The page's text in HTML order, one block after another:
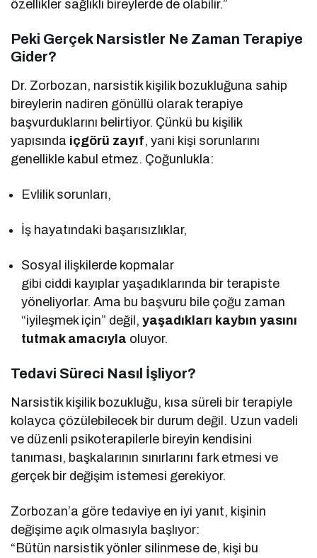
özellikler sağlıklı bireylerde de olabilir.”
Peki Gerçek Narsistler Ne Zaman Terapiye
Gider?
Dr. Zorbozan, narsistik kişilik bozukluğuna sahip
bireylerin nadiren gönüllü olarak terapiye
başvurduklarını belirtiyor. Çünkü bu kişilik
yapısında içgörü zayıf, yani kişi sorunlarını
genellikle kabul etmez. Çoğunlukla:
Evlilik sorunları,
İş hayatındaki başarısızlıklar,
Sosyal ilişkilerde kopmalar
gibi ciddi kayıplar yaşadıklarında bir terapiste
yöneliyorlar. Ama bu başvuru bile çoğu zaman
“iyileşmek için” değil,yaşadıkları kaybın yasını
tutmak amacıyla oluyor.
Tedavi Süreci Nasıl İşliyor?
Narsistik kişilik bozukluğu, kısa süreli bir terapiyle
kolayca çözülebilecek bir durum değil. Uzun vadeli
ve düzenli psikoterapilerle bireyin kendisini
tanıması, başkalarının sınırlarını fark etmesi ve
gerçek bir değişim istemesi gerekiyor.
Zorbozan’a göre tedaviye en iyi yanıt, kişinin
değişime açık olmasıyla başlıyor:
“Bütün narsistik yönler silinmese de, kişi bu